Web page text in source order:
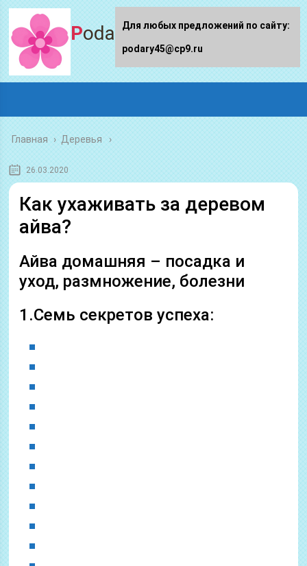
Podary45.ru
Главная › Деревья
26.03.2020
Как ухаживать за деревом
айва?
Айва домашняя – посадка и
уход, размножение, болезни
1.Семь секретов успеха:
Для любых предложений по сайту:
podary45@cp9.ru